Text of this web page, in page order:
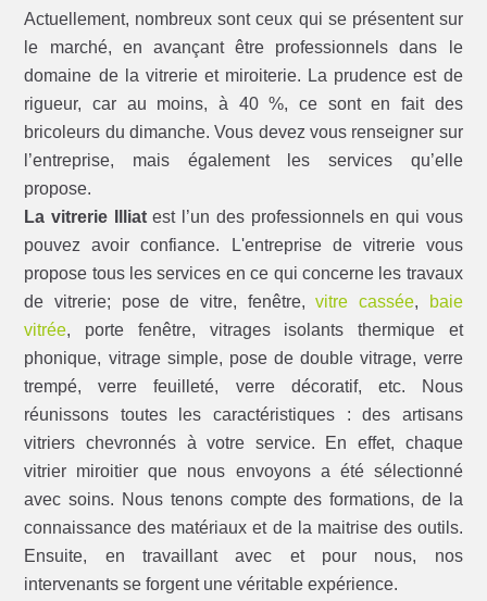
Actuellement, nombreux sont ceux qui se présentent sur
le marché, en avançant être professionnels dans le
domaine de la vitrerie et miroiterie. La prudence est de
rigueur, car au moins, à 40 %, ce sont en fait des
bricoleurs du dimanche. Vous devez vous renseigner sur
l’entreprise, mais également les services qu’elle
propose.
La vitrerie Illiatest l’un des professionnels en qui vous
pouvez avoir confiance. L'entreprise de vitrerie vous
propose tous les services en ce qui concerne les travaux
de vitrerie; pose de vitre, fenêtre,vitre cassée,
baie
vitrée, porte fenêtre, vitrages isolants thermique et
phonique, vitrage simple, pose de double vitrage, verre
trempé, verre feuilleté, verre décoratif, etc. Nous
réunissons toutes les caractéristiques : des artisans
vitriers chevronnés à votre service. En effet, chaque
vitrier miroitier que nous envoyons a été sélectionné
avec soins. Nous tenons compte des formations, de la
connaissance des matériaux et de la maitrise des outils.
Ensuite, en travaillant avec et pour nous, nos
intervenants se forgent une véritable expérience.